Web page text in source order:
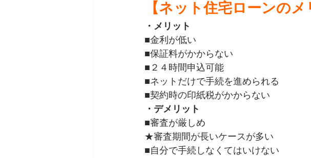
【ネット住宅ローンの
・メリット
■金利が低い
■保証料がかからない
■２４時間申込可能
■ネットだけで手続を進められる
■契約時の印紙税がかからない
・デメリット
■審査が厳しめ
★審査期間が長いケースが多い
■自分で手続しなくてはいけない